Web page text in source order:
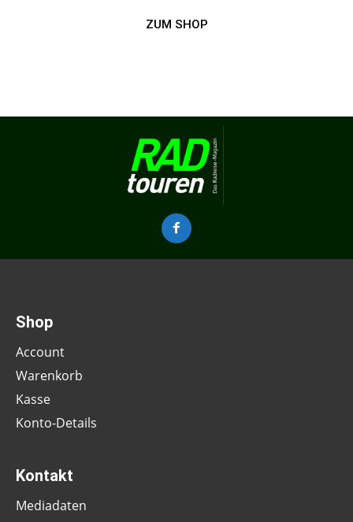
ZUM SHOP
Shop
Account
Warenkorb
Kasse
Konto-Details
Kontakt
Mediadaten